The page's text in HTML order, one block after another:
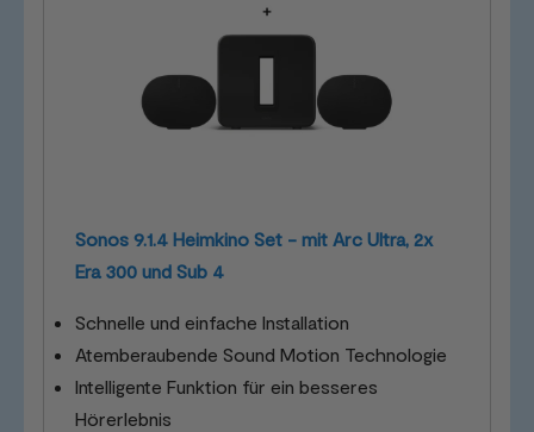
Sonos 9.1.4 Heimkino Set - mit Arc Ultra, 2x
Era 300 und Sub 4
Schnelle und einfache Installation
Atemberaubende Sound Motion Technologie
Intelligente Funktion für ein besseres
Hörerlebnis